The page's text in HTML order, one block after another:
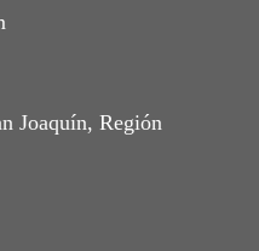
Joaquín, Región